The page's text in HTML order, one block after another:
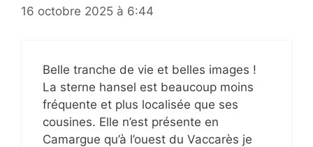
16 octobre 2025 à 6:44
Belle tranche de vie et belles images !
La sterne hansel est beaucoup moins
fréquente et plus localisée que ses
cousines. Elle n’est présente en
Camargue qu’à l’ouest du Vaccarès je